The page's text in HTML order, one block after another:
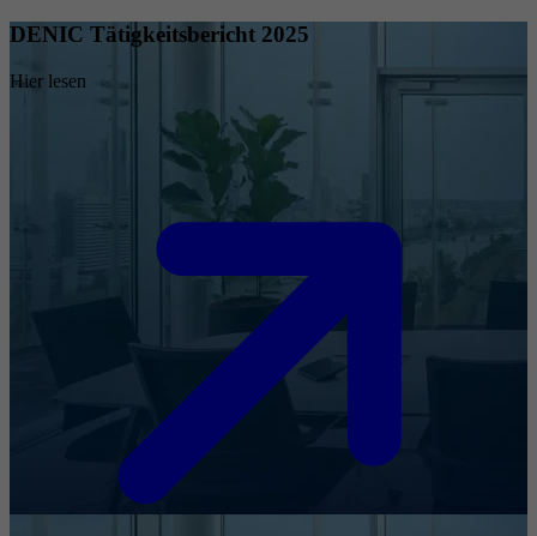
DENIC Tätigkeitsbericht 2025
Hier lesen